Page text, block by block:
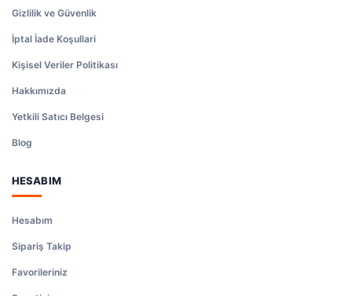
Gizlilik ve Güvenlik
İptal İade Koşullari
Kişisel Veriler Politikası
Hakkımızda
Yetkili Satıcı Belgesi
Blog
HESABIM
Hesabım
Sipariş Takip
Favorileriniz